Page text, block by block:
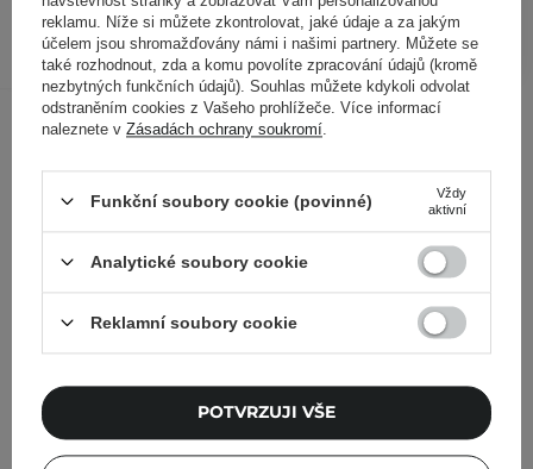
PŘIDAT DO KOŠÍKU
Ostatní zákazníci si prohlédli
reklamu. Níže si můžete zkontrolovat, jaké údaje a za jakým
účelem jsou shromažďovány námi i našimi partnery. Můžete se
také rozhodnout, zda a komu povolíte zpracování údajů (kromě
nezbytných funkčních údajů). Souhlas můžete kdykoli odvolat
odstraněním cookies z Vašeho prohlížeče. Více informací
naleznete v Zásadách ochrany soukromí
Funkční soubory cookie (povinné)
Vždy
aktivní
Analytické soubory cookie
Reklamní soubory cookie
POTVRZUJI VŠE